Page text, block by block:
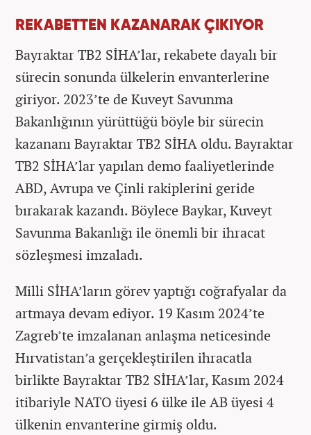
REKABETTEN KAZANARAK ÇIKIYOR
Bayraktar TB2 SİHA’lar, rekabete dayalı bir
sürecin sonunda ülkelerin envanterlerine
giriyor. 2023’te de Kuveyt Savunma
Bakanlığının yürüttüğü böyle bir sürecin
kazananı Bayraktar TB2 SİHA oldu. Bayraktar
TB2 SİHA’lar yapılan demo faaliyetlerinde
ABD, Avrupa ve Çinli rakiplerini geride
bırakarak kazandı. Böylece Baykar, Kuveyt
Savunma Bakanlığı ile önemli bir ihracat
sözleşmesi imzaladı.
Milli SİHA’ların görev yaptığı coğrafyalar da
artmaya devam ediyor. 19 Kasım 2024’te
Zagreb’te imzalanan anlaşma neticesinde
Hırvatistan’a gerçekleştirilen ihracatla
birlikte Bayraktar TB2 SİHA’lar, Kasım 2024
itibariyle NATO üyesi 6 ülke ile AB üyesi 4
ülkenin envanterine girmiş oldu.